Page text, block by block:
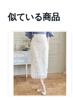
似ている商品